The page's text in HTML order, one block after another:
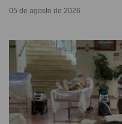
05 de agosto de 2026